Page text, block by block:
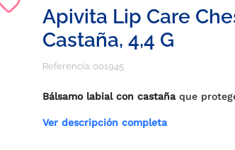
Apivita Lip Care
Castaña, 4,4 G
Referencia: 001945
Bálsamo labial con castañaque
Ver descripción completa